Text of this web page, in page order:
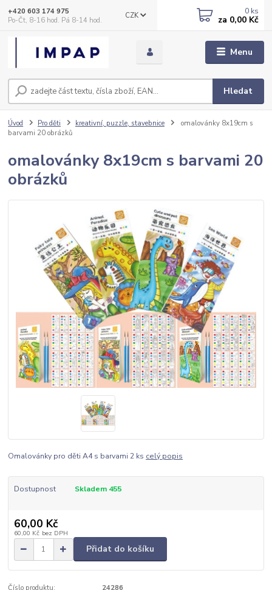
Menu
CZK
Hledat
+420 603 174 975
Po-Čt, 8-16 hod. Pá 8-14 hod.
0 ks
za 0,00 Kč
Úvod Pro děti kreativní, puzzle, stavebnice
omalovánky 8x19cm s
barvami 20 obrázků
omalovánky 8x19cm s barvami 20
obrázků
Omalovánky pro děti A4 s barvami 2 ks celý popis
Dostupnost Skladem 455
60,00 Kč
60,00 Kč bez DPH
Přidat do košíku
Číslo produktu:
24286